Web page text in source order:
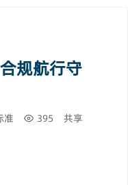
规航行守
准 395 共享